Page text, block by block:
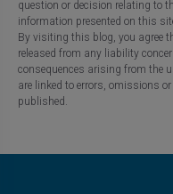
question or decision relating to
information presented on this
By visiting this blog, you agree
released from any liability
consequences arising from the
are linked to errors, omissions
published.